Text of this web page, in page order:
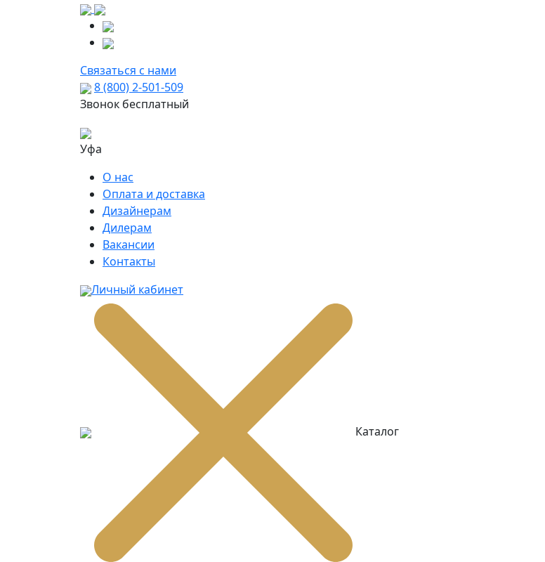
Связаться с нами
8 (800) 2-501-509
Звонок бесплатный
Уфа
О нас
Оплата и доставка
Дизайнерам
Дилерам
Вакансии
Контакты
Личный кабинет
Каталог